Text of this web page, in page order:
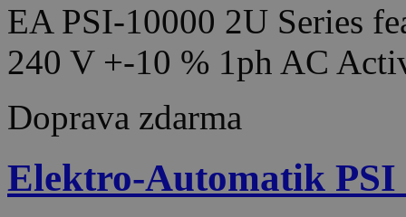
EA PSI-10000 2U Series
240 V +-10 % 1ph AC
Doprava zdarma
Elektro-Automatik PSI